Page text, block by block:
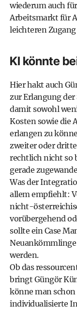
wiederum auch
Arbeitsmarkt für
leichteren
KI könnte
Hier hakt auch
zur Erlangung
damit sowohl
Kosten sowie die
erlangen zu
zweiter oder
rechtlich nicht so
gerade
Was der
allem empfiehlt:
nicht-
vorübergehend
sollte ein Case
werden.
Ob das
bringt Güngör
könne man
individualisierte